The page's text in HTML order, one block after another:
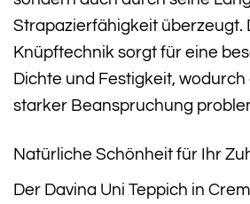
Strapazierfähigkeit überzeugt.
Knüpftechnik sorgt für eine
Dichte und Festigkeit,
starker Beanspruchung
Natürliche Schönheit für Ihr
Der Davina Uni Teppich in